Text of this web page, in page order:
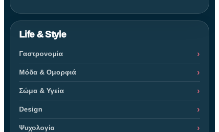
Life & Style
Γαστρονομία
Μόδα & Ομορφιά
Σώμα & Υγεία
Design
Ψυχολογία